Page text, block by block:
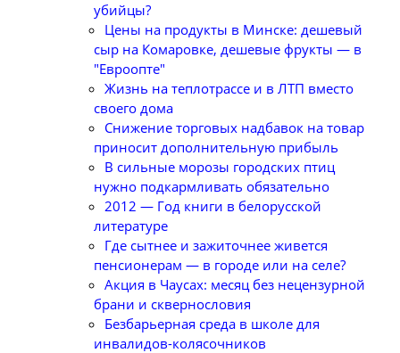
убийцы?
Цены на продукты в Минске: дешевый
сыр на Комаровке, дешевые фрукты — в
"Евроопте"
Жизнь на теплотрассе и в ЛТП вместо
своего дома
Снижение торговых надбавок на товар
приносит дополнительную прибыль
В сильные морозы городских птиц
нужно подкармливать обязательно
2012 — Год книги в белорусской
литературе
Где сытнее и зажиточнее живется
пенсионерам — в городе или на селе?
Акция в Чаусах: месяц без нецензурной
брани и сквернословия
Безбарьерная среда в школе для
инвалидов-колясочников